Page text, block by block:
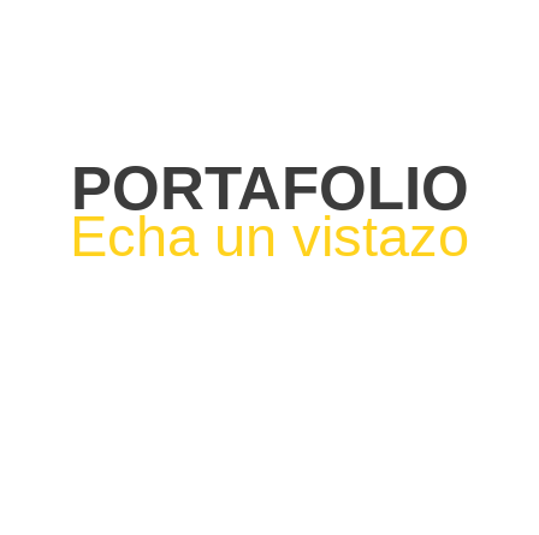
PORTAFOLIO
Echa un vistazo